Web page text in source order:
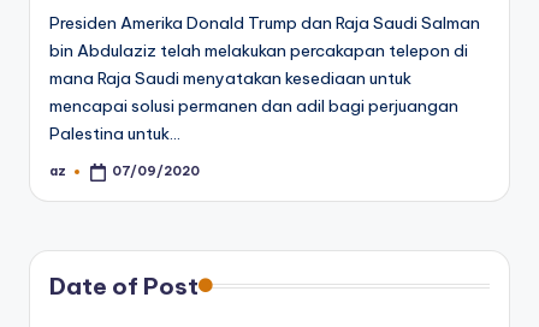
Presiden Amerika Donald Trump dan Raja Saudi Salman
bin Abdulaziz telah melakukan percakapan telepon di
mana Raja Saudi menyatakan kesediaan untuk
mencapai solusi permanen dan adil bagi perjuangan
Palestina untuk…
Posted
az 07/09/2020
Date of Post